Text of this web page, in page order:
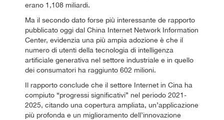
erano 1,108 miliardi.
Ma il secondo dato forse più interessante de rapporto
pubblicato oggi dal China Internet Network Information
Center, evidenzia una più ampia adozione è che il
numero di utenti della tecnologia di intelligenza
artificiale generativa nel settore industriale e in quello
dei consumatori ha raggiunto 602 milioni.
Il rapporto conclude che il settore Internet in Cina ha
compiuto “progressi significativi” nel periodo 2021-
2025, citando una copertura ampliata, un’applicazione
più profonda e un miglioramento dell’innovazione